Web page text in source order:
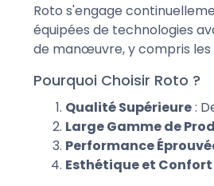
Roto s'engage
équipées de technologies
de manœuvre, y compris
Pourquoi Choisir Roto ?
Qualité Supérieure:
Large Gamme de
Performance
Esthétique et Confort